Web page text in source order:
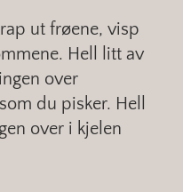
ut frøene, visp
Hell litt av
over
du pisker. Hell
over i kjelen